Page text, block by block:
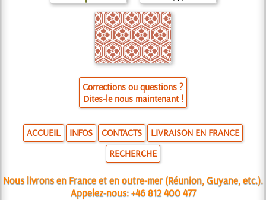
Corrections ou questions ?
Dites-le nous maintenant !
ACCUEIL INFOS CONTACTS
LIVRAISON EN FRANCE
RECHERCHE
Nous livrons en France et en outre-mer (Réunion, Guyane, etc.).
Appelez-nous:+46 812 400 477